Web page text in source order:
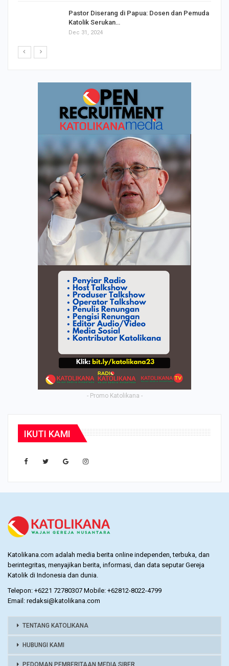
Pastor Diserang di Papua: Dosen dan Pemuda
Katolik Serukan…
Dec 31, 2024
- Promo Katolikana -
IKUTI KAMI
Katolikana.com adalah media berita online independen, terbuka, dan
berintegritas, menyajikan berita, informasi, dan data seputar Gereja
Katolik di Indonesia dan dunia.
Telepon: +6221 72780307 Mobile: +62812-8022-4799
Email: redaksi@katolikana.com
TENTANG KATOLIKANA
HUBUNGI KAMI
PEDOMAN PEMBERITAAN MEDIA SIBER